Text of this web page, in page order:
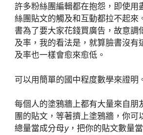
許多粉絲團編輯都在抱怨，即使用
絲團貼文的觸及和互動都拉不起來
書為了要大家花錢買廣告，故意調
及率，我的看法是，就算臉書沒有
及率也一樣會愈來愈低。
可以用簡單的國中程度數學來證明
每個人的塗鴉牆上都有大量來自朋
團的貼文，等著擠上塗鴉牆，你可
總量當成分母y，把你的貼文數量